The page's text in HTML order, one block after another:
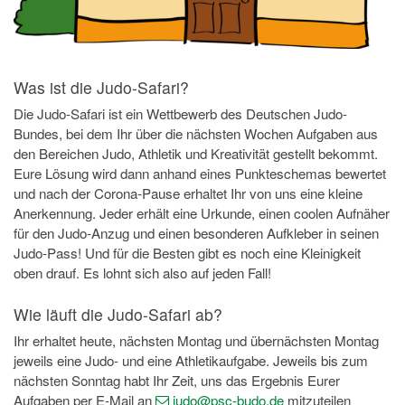
Was ist die Judo-Safari?
Die Judo-Safari ist ein Wettbewerb des Deutschen Judo-
Bundes, bei dem Ihr über die nächsten Wochen Aufgaben aus
den Bereichen Judo, Athletik und Kreativität gestellt bekommt.
Eure Lösung wird dann anhand eines Punkteschemas bewertet
und nach der Corona-Pause erhaltet Ihr von uns eine kleine
Anerkennung. Jeder erhält eine Urkunde, einen coolen Aufnäher
für den Judo-Anzug und einen besonderen Aufkleber in seinen
Judo-Pass! Und für die Besten gibt es noch eine Kleinigkeit
oben drauf. Es lohnt sich also auf jeden Fall!
Wie läuft die Judo-Safari ab?
Ihr erhaltet heute, nächsten Montag und übernächsten Montag
jeweils eine Judo- und eine Athletikaufgabe. Jeweils bis zum
nächsten Sonntag habt Ihr Zeit, uns das Ergebnis Eurer
Aufgaben per E-Mail an
judo@psc-budo.de mitzuteilen